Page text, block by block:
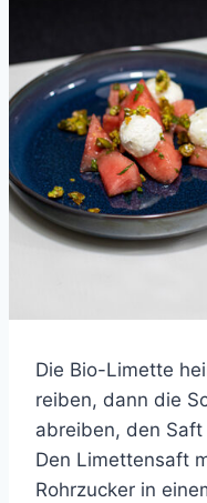
Die Bio-Limette
reiben, dann die
abreiben, den
Den Limettensaft
Rohrzucker in